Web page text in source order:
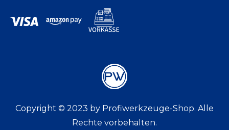
Copyright © 2023 by Profiwerkzeuge-Shop. Alle
Rechte vorbehalten.